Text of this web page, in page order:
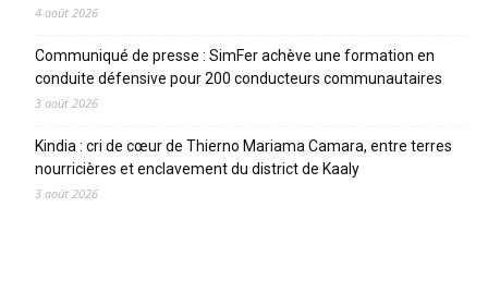
4 août 2026
Communiqué de presse : SimFer achève une formation en
conduite défensive pour 200 conducteurs communautaires
3 août 2026
Kindia : cri de cœur de Thierno Mariama Camara, entre terres
nourricières et enclavement du district de Kaaly
3 août 2026